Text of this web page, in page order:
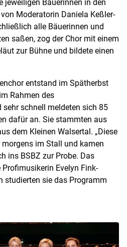
jeweiligen Bäuerinnen in den
Moderatorin Daniela Keßler-
alle Bäuerinnen und
saßen, zog der Chor mit einem
zur Bühne und bildete einen
entstand im Spätherbst
Rahmen des
sehr schnell meldeten sich 85
dafür an. Sie stammten aus
dem Kleinen Walsertal. „Diese
im Stall und kamen
ins BSBZ zur Probe. Das
Evelyn Fink-
studierten sie das Programm